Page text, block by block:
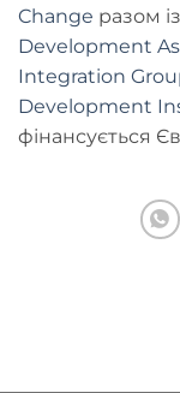
Change разом
Development
Integration
Development
фінансується